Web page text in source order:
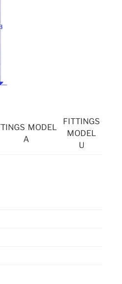
MODEL
A
FITTINGS
MODEL
U